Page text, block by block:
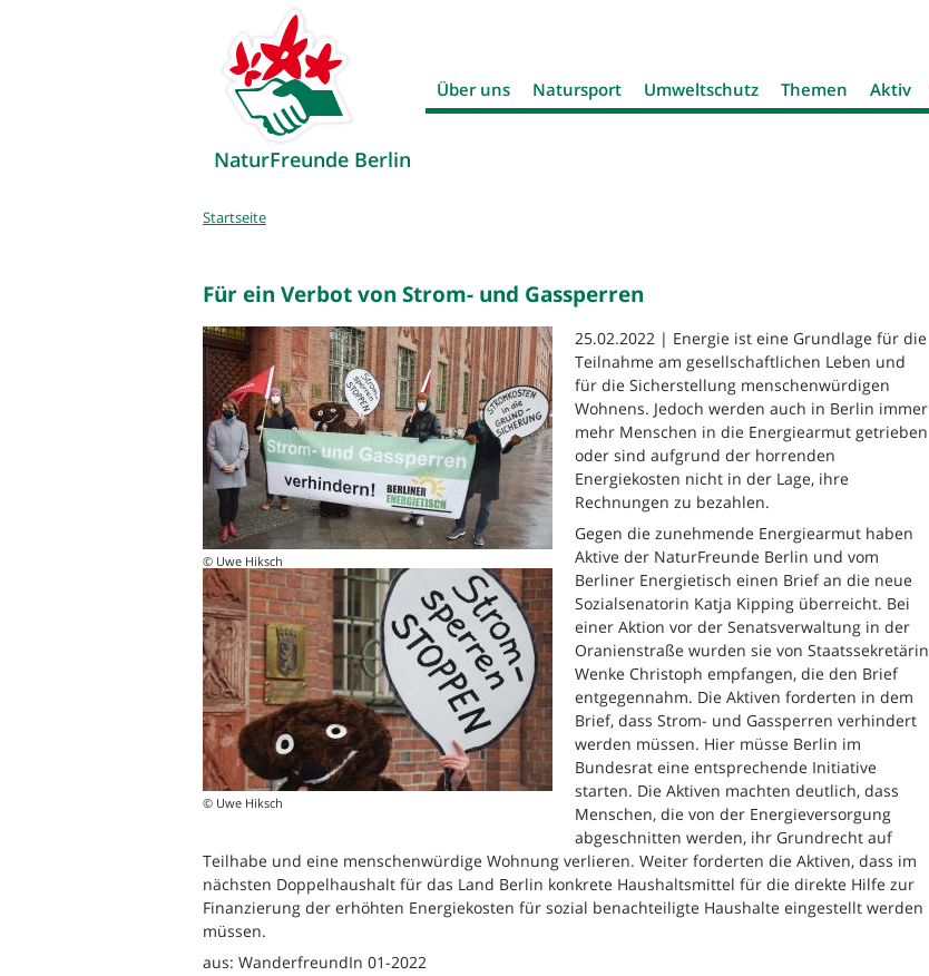
NaturFreunde Berlin
Über uns Natursport Umweltschutz Themen Aktiv
Sie
Startseite
Für ein Verbot von Strom- und Gassperren
© Uwe Hiksch
© Uwe Hiksch
25.02.2022 | Energie ist eine Grundlage für die
Teilnahme am gesellschaftlichen Leben und
für die Sicherstellung menschenwürdigen
Wohnens. Jedoch werden auch in Berlin immer
mehr Menschen in die Energiearmut getrieben
oder sind aufgrund der horrenden
Energiekosten nicht in der Lage, ihre
Rechnungen zu bezahlen.
Gegen die zunehmende Energiearmut haben
Aktive der NaturFreunde Berlin und vom
Berliner Energietisch einen Brief an die neue
Sozialsenatorin Katja Kipping überreicht. Bei
einer Aktion vor der Senatsverwaltung in der
Oranienstraße wurden sie von Staatssekretärin
Wenke Christoph empfangen, die den Brief
entgegennahm. Die Aktiven forderten in dem
Brief, dass Strom- und Gassperren verhindert
werden müssen. Hier müsse Berlin im
Bundesrat eine entsprechende Initiative
starten. Die Aktiven machten deutlich, dass
Menschen, die von der Energieversorgung
abgeschnitten werden, ihr Grundrecht auf
Teilhabe und eine menschenwürdige Wohnung verlieren. Weiter forderten die Aktiven, dass im
nächsten Doppelhaushalt für das Land Berlin konkrete Haushaltsmittel für die direkte Hilfe zur
Finanzierung der erhöhten Energiekosten für sozial benachteiligte Haushalte eingestellt werden
müssen.
aus: WanderfreundIn 01-2022